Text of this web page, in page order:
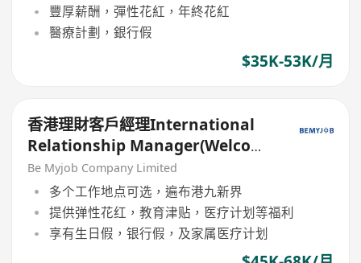
豐厚薪酬，彈性花紅，年終花紅
醫療計劃，銀行假
$35K-53K/月
香港理財客戶經理International
Relationship Manager(Welcome
China RM,Work Location in HK)
Be Myjob Company Limited
多个工作地点可选，遍布港九新界
提供弹性花红，教育津贴，医疗计划等福利
享有生日假，银行假，及家属医疗计划